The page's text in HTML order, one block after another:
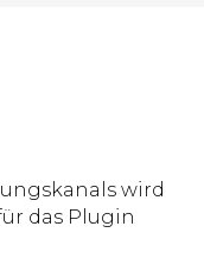
wird
das Plugin